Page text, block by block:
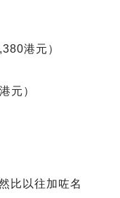
港元）
元）
比以往加咗名